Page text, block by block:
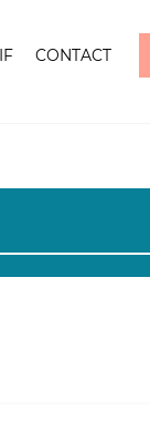
CONTACT